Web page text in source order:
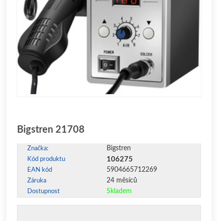
Bigstren 21708
Značka: Bigstren
Kód produktu 106275
EAN kód 5904665712269
Záruka 24 měsíců
Dostupnost Skladem